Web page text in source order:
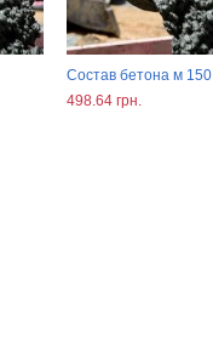
Cостав бетона м 150
498.64 грн.